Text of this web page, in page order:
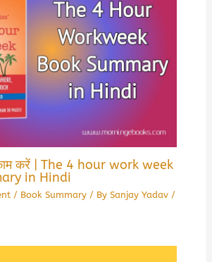
करें | The 4 hour work week
in Hindi
/ Book Summary/ By Sanjay Yadav /